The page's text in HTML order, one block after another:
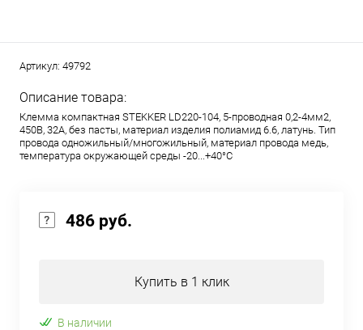
Артикул: 49792
Описание товара:
Клемма компактная STEKKER LD220-104, 5-проводная 0,2-4мм2,
450В, 32А, без пасты, материал изделия полиамид 6.6, латунь. Тип
провода одножильный/многожильный, материал провода медь,
температура окружающей среды -20...+40°C
486 руб.
Купить в 1 клик
В наличии